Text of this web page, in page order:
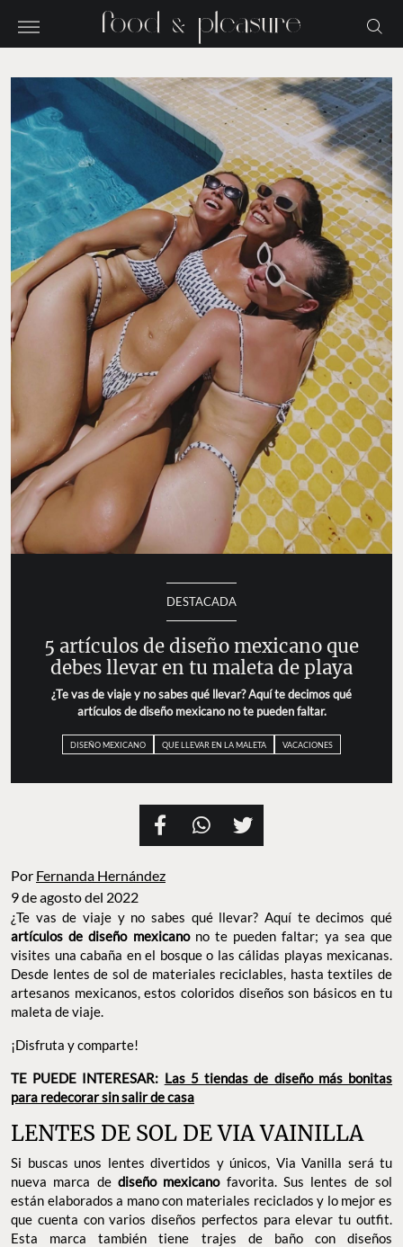
DESTACADA
5 artículos de diseño mexicano que
debes llevar en tu maleta de playa
¿Te vas de viaje y no sabes qué llevar? Aquí te decimos qué
artículos de diseño mexicano no te pueden faltar.
DISEÑO MEXICANO QUE LLEVAR EN LA MALETA VACACIONES
Por Fernanda Hernández
9 de agosto del 2022
¿Te vas de viaje y no sabes qué llevar? Aquí te decimos qué
artículos de diseño mexicano no te pueden faltar; ya sea que
visites una cabaña en el bosque o las cálidas playas mexicanas.
Desde lentes de sol de materiales reciclables, hasta textiles de
artesanos mexicanos, estos coloridos diseños son básicos en tu
maleta de viaje.
¡Disfruta y comparte!
TE PUEDE INTERESAR: Las 5 tiendas de diseño más bonitas
para redecorar sin salir de casa
LENTES DE SOL DE VIA VAINILLA
Si buscas unos lentes divertidos y únicos, Via Vanilla será tu
nueva marca de diseño mexicanofavorita. Sus lentes de sol
están elaborados a mano con materiales reciclados y lo mejor es
que cuenta con varios diseños perfectos para elevar tu outfit.
Esta marca también tiene trajes de baño con diseños